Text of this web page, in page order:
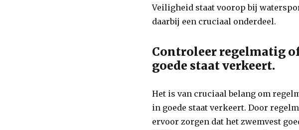
Veiligheid staat voorop bij
daarbij een cruciaal onderdeel.
Controleer regelmatig
goede staat verkeert.
Het is van cruciaal belang om
in goede staat verkeert. Door
ervoor zorgen dat het zwemvest